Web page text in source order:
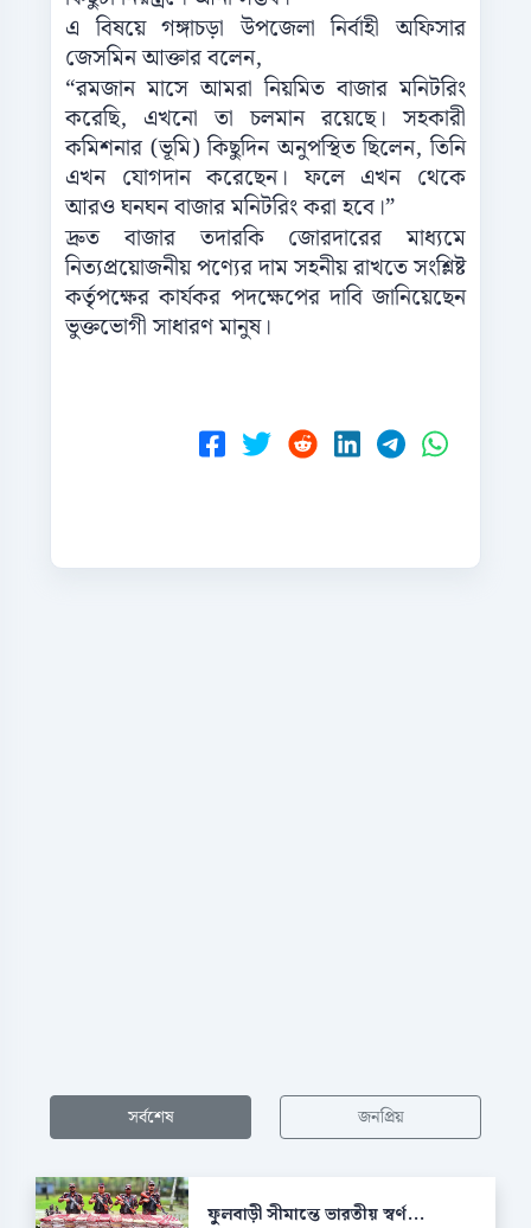
এ বিষয়ে গঙ্গাচড়া উপজেলা নির্বাহী অফিসার
জেসমিন আক্তার বলেন,
“রমজান মাসে আমরা নিয়মিত বাজার মনিটরিং
করেছি, এখনো তা চলমান রয়েছে। সহকারী
কমিশনার (ভূমি) কিছুদিন অনুপস্থিত ছিলেন, তিনি
এখন যোগদান করেছেন। ফলে এখন থেকে
আরও ঘনঘন বাজার মনিটরিং করা হবে।”
দ্রুত বাজার তদারকি জোরদারের মাধ্যমে
নিত্যপ্রয়োজনীয় পণ্যের দাম সহনীয় রাখতে সংশ্লিষ্ট
কর্তৃপক্ষের কার্যকর পদক্ষেপের দাবি জানিয়েছেন
ভুক্তভোগী সাধারণ মানুষ।
সর্বশেষ জনপ্রিয়
ফুলবাড়ী সীমান্তে ভারতীয় স্বর্ণ...